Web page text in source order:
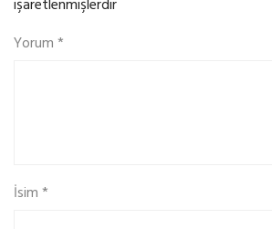
işaretlenmişlerdir
Yorum*
İsim*